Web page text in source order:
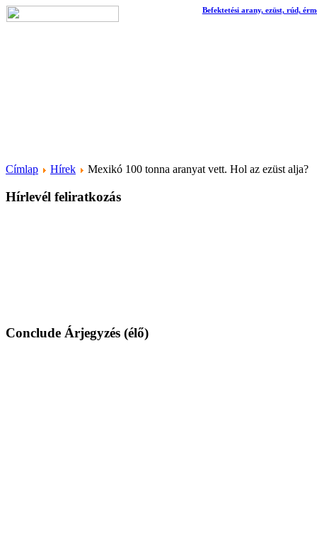
Befektetési arany, ezüst, rúd,
Címlap Hírek Mexikó 100 tonna aranyat vett. Hol az ezüst alja?
Hírlevél feliratkozás
Conclude Árjegyzés (élő)